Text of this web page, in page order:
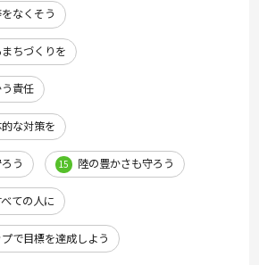
なくそう
ちづくりを
責任
な対策を
う 15 陸の豊かさも守ろう
ての人に
で目標を達成しよう